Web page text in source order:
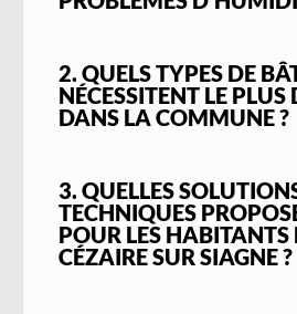
2. QUELS TYPES DE
NÉCESSITENT LE PLUS
DANS LA COMMUNE ?
3. QUELLES
TECHNIQUES
POUR LES HABITANTS
CÉZAIRE SUR SIAGNE ?